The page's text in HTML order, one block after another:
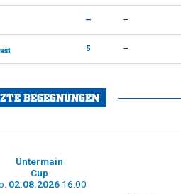
— —
5 —
BEGEGNUNGEN
02.08.2026 16:00
Untermain
Cup